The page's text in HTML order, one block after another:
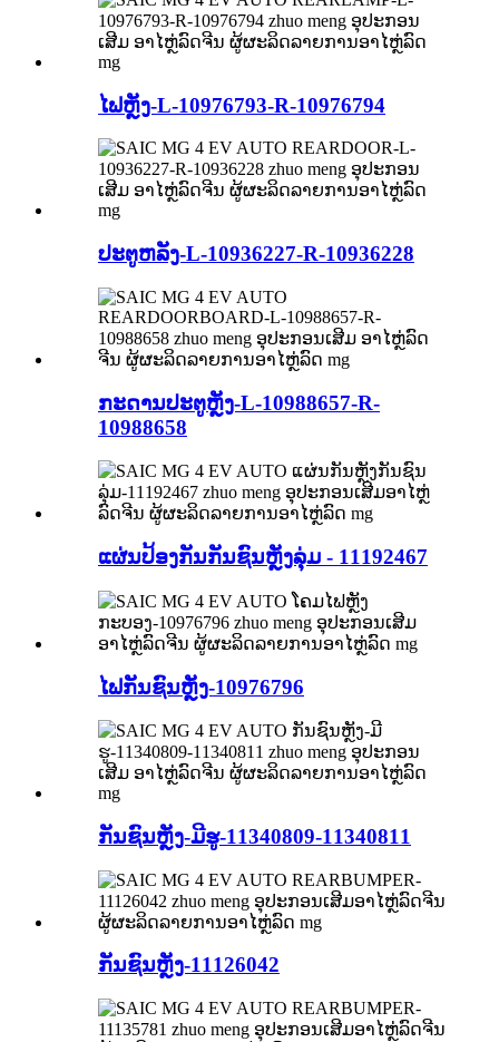
ໄຟຫຼັງ-L-10976793-R-10976794
ປະຕູຫລັງ-L-10936227-R-10936228
ກະດານປະຕູຫຼັງ-L-10988657-R-
10988658
ແຜ່ນປ້ອງກັນກັນຊົນຫຼັງລຸ່ມ - 11192467
ໄຟກັນຊົນຫຼັງ-10976796
ກັນຊົນຫຼັງ-ມີຮູ-11340809-11340811
ກັນຊົນຫຼັງ-11126042